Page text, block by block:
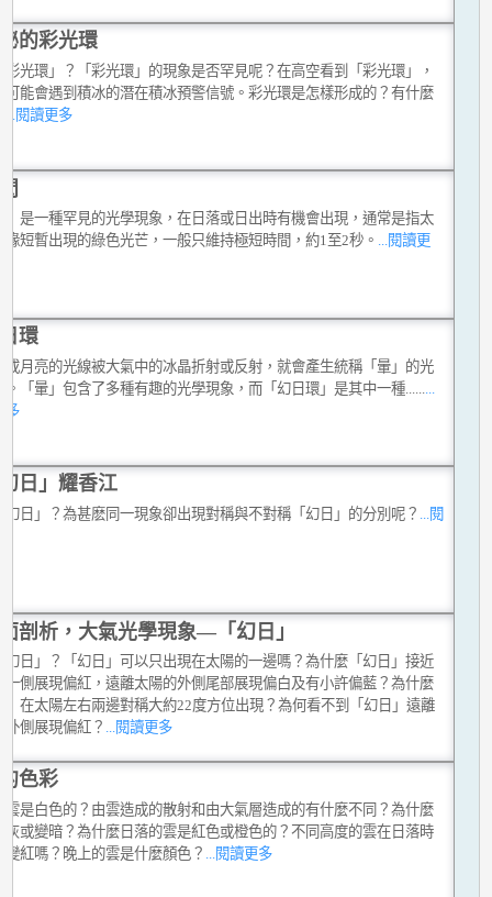
的彩光環
彩光環」？「彩光環」的現象是否罕見呢？在高空看到「彩光環」，
可能會遇到積冰的潛在積冰預警信號。彩光環是怎樣形成的？有什麼
...閱讀更多
」是一種罕見的光學現象，在日落或日出時有機會出現，通常是指太
緣短暫出現的綠色光芒，一般只維持極短時間，約1至2秒。 ...閱讀更
環
或月亮的光線被大氣中的冰晶折射或反射，就會產生統稱「暈」的光
。「暈」包含了多種有趣的光學現象，而「幻日環」是其中一種......
多
日」耀香江
幻日」？為甚麽同一現象卻出現對稱與不對稱「幻日」的分別呢？ ...閱
剖析，大氣光學現象—「幻日」
幻日」？「幻日」可以只出現在太陽的一邊嗎？為什麼「幻日」接近
一側展現偏紅，遠離太陽的外側尾部展現偏白及有小許偏藍？為什麼
」在太陽左右兩邊對稱大約22度方位出現？為何看不到「幻日」遠離
外側展現偏紅？ ...閱讀更多
色彩
雲是白色的？由雲造成的散射和由大氣層造成的有什麼不同？為什麼
灰或變暗？為什麼日落的雲是紅色或橙色的？不同高度的雲在日落時
變紅嗎？晚上的雲是什麼顏色？
...閱讀更多